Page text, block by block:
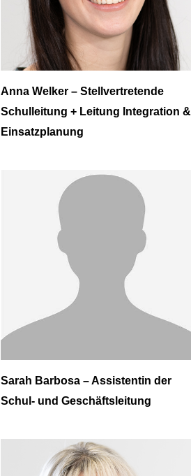
Anna Welker – Stellvertretende
Schulleitung + Leitung Integration &
Einsatzplanung
Sarah Barbosa – Assistentin der
Schul- und Geschäftsleitung